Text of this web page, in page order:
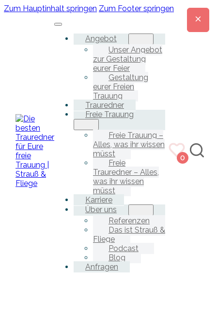
Zum Hauptinhalt springen Zum Footer springen
Angebot
Unser Angebot
zur Gestaltung
eurer Feier
Gestaltung
eurer Freien
Trauung
Trauredner
Freie Trauung
Freie Trauung –
Alles, was ihr wissen
müsst
Freie
Trauredner – Alles,
was ihr wissen
müsst
Karriere
Über uns
Referenzen
Das ist Strauß &
Fliege
Podcast
Blog
Anfragen
0